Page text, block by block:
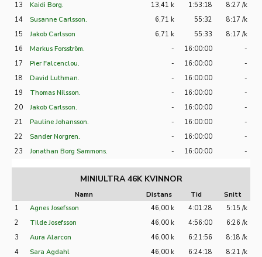
13
Kaidi Borg. 13,41 k 1:53:18
8:27 /k
14
Susanne Carlsson. 6,71 k 55:32
8:17 /k
15
Jakob Carlsson 6,71 k 55:33
8:17 /k
16
Markus Forsström. - 16:00:00
-
17
Pier Falcenclou. - 16:00:00
-
18
David Luthman. - 16:00:00
-
19
Thomas Nilsson. - 16:00:00
-
20
Jakob Carlsson. - 16:00:00
-
21
Pauline Johansson. - 16:00:00
-
22
Sander Norgren. - 16:00:00
-
23
Jonathan Borg Sammons. - 16:00:00 -
MINIULTRA 46K KVINNOR
Namn Distans Tid
Snitt
1
Agnes Josefsson 46,00 k 4:01:28
5:15 /k
2
Tilde Josefsson 46,00 k 4:56:00
6:26 /k
3
Aura Alarcon 46,00 k 6:21:56
8:18 /k
4
Sara Agdahl 46,00 k 6:24:18
8:21 /k